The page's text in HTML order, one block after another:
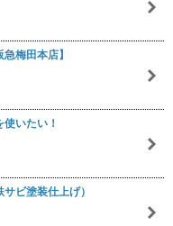
梅田本店】
いたい！
ビ塗装仕上げ）